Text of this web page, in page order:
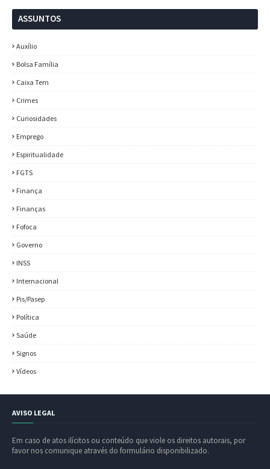
ASSUNTOS
Auxílio
Bolsa Família
Caixa Tem
Crimes
Curiosidades
Emprego
Espiritualidade
FGTS
Finança
Finanças
Fofoca
Governo
INSS
Internacional
Pis/Pasep
Política
Saúde
Signos
Vídeos
AVISO LEGAL
Em caso de atos ilícitos ou conteúdo que viole os direitos autorais, por
favor nos comunique através do formulário disponibilizado.